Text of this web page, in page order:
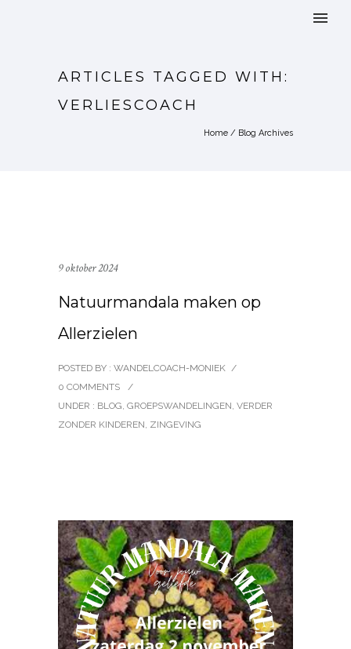
ARTICLES TAGGED WITH:
VERLIESCOACH
Home / Blog Archives
9 oktober 2024
Natuurmandala maken op
Allerzielen
POSTED BY : WANDELCOACH-MONIEK /
0 COMMENTS
/
UNDER : BLOG, GROEPSWANDELINGEN, VERDER
ZONDER KINDEREN, ZINGEVING